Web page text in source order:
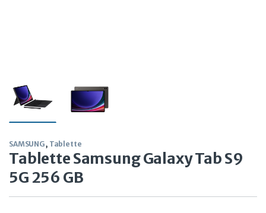
SAMSUNG, Tablette
Tablette Samsung Galaxy Tab S9
5G 256 GB